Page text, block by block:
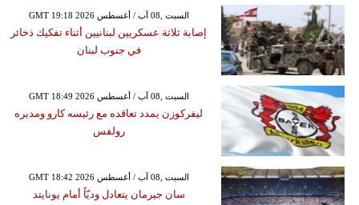
GMT 19:18 2026 السبت ,08 آب / أغسطس
إصابة ثلاثة عسكريين لبنانيين أثناء تفكيك ذخائر
في جنوب لبنان
GMT 18:49 2026 السبت ,08 آب / أغسطس
ليفركوزن يمدد تعاقده مع رئيسه كارو ومديره
رولفس
GMT 18:42 2026 السبت ,08 آب / أغسطس
سان جيرمان يتعادل وديّاً أمام يونايتد